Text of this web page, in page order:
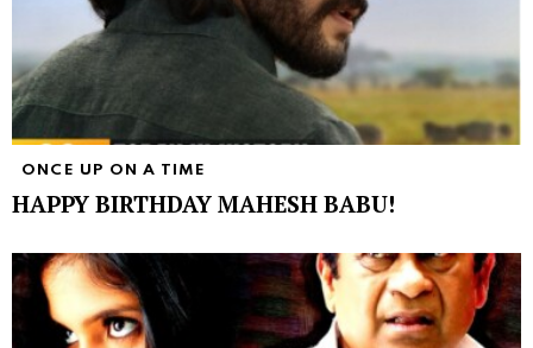
ONCE UP ON A TIME
HAPPY BIRTHDAY MAHESH BABU!